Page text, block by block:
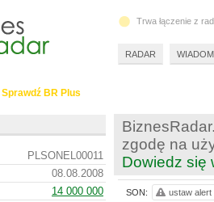
zgodę na
Dowiedz się
SON: ustaw alert
Sprawdź BR Plus
PLSONEL00011
08.08.2008
14 000 000
Trwa łączenie z
RADAR